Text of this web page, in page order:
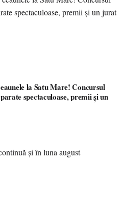
spectaculoase, premii și un